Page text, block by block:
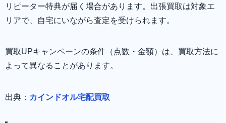
リピーター特典が届く場合があります。出張買取は対象エ
リアで、自宅にいながら査定を受けられます。
買取UPキャンペーンの条件（点数・金額）は、買取方法に
よって異なることがあります。
出典： カインドオル宅配買取